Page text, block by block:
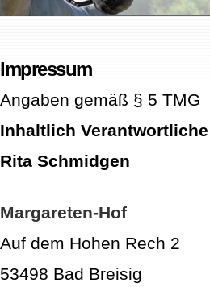
Impressum
Angaben gemäß § 5 TMG
Inhaltlich
Rita Schmidgen
Margareten-Hof
Auf dem Hohen Rech 2
53498 Bad Breisig